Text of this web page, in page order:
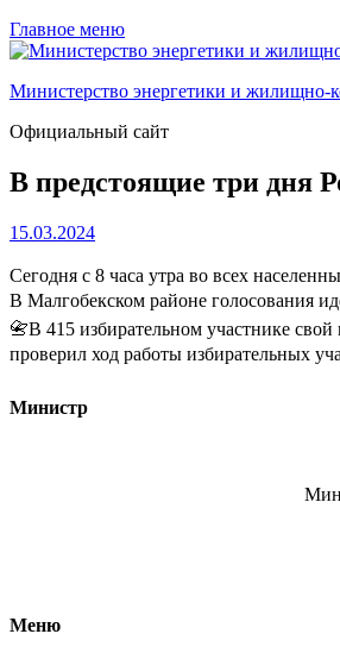
Главное меню
Министерство энергетики и жилищно-
Официальный сайт
В предстоящие три дня
15.03.2024
Сегодня с 8 часа утра во всех
В Малгобекском районе голосования
📇В 415 избирательном участнике
проверил ход работы избирательных
Министр
Меню